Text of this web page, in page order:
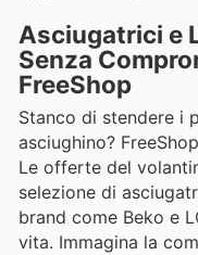
Asciugatrici e
Senza
FreeShop
Stanco di stendere i
asciughino?
Le offerte del
selezione di
brand come Beko e
vita. Immagina la